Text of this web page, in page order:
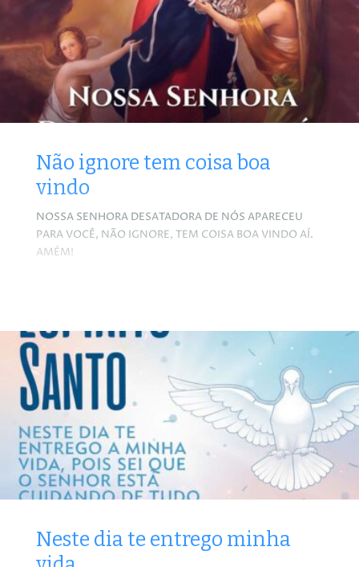
Não ignore tem coisa boa
vindo
NOSSA SENHORA DESATADORA DE NÓS APARECEU
PARA VOCÊ, NÃO IGNORE, TEM COISA BOA VINDO AÍ.
AMÉM!
Neste dia te entrego minha